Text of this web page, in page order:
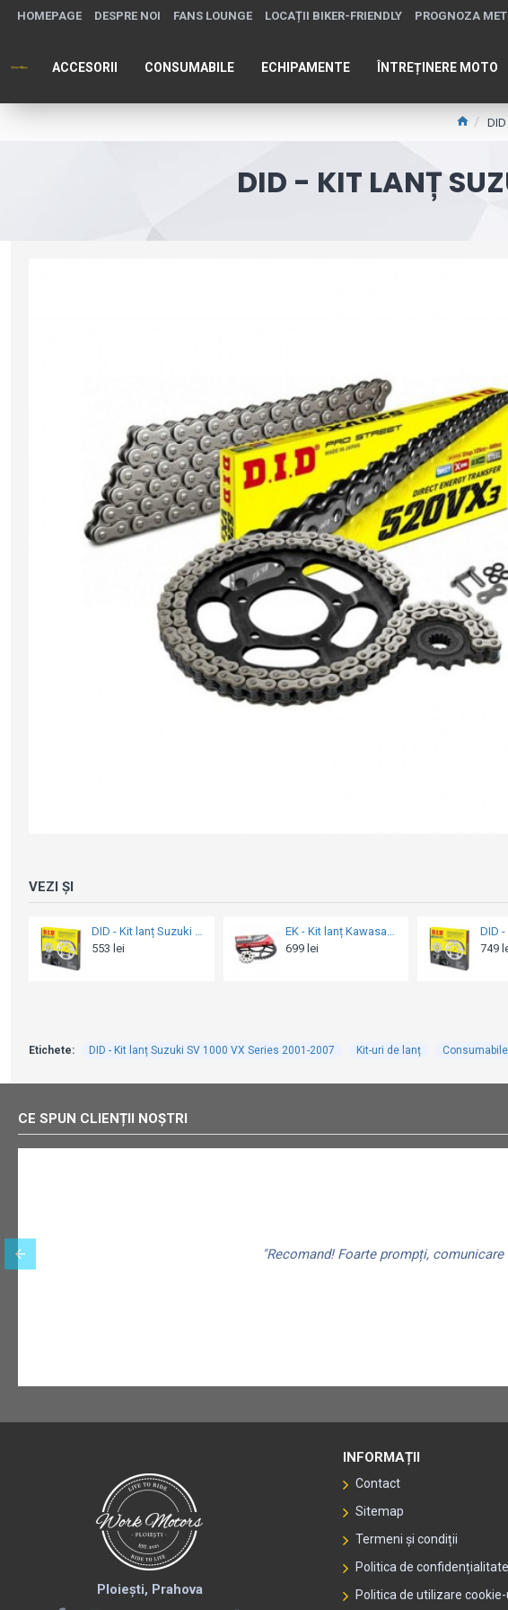
HOMEPAGE DESPRE NOI FANS LOUNGE LOCAȚII BIKER-FRIENDLY PROGNOZA
ACCESORII CONSUMABILE ECHIPAMENTE ÎNTREȚINERE MOTO
DID - KIT LANȚ
VEZI ȘI
EK - Kit lanț Kawasaki Z1000 (2010-2014)
DID - Kit lanț Kawasaki Z1000 '03-06
DID - Kit lanț Honda CBR600F '91- '96 (pinioane 15/43)
Etichete: DID - Kit lanț Suzuki SV 1000 VX Series 2001-2007 Kit-uri de lanț Consumabile
CE SPUN CLIENȚII NOȘTRI
"Recomand! Foarte prompți,
Ploiești, Prahova
INFORMAȚII
Contact
Sitemap
Termeni și condiții
Politica de confidențialitate
Politica de utilizare